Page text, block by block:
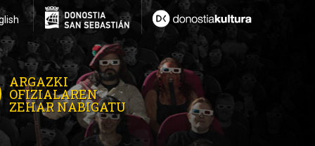
ARGAZKI
OFIZIALAREN
ZEHAR NABIGATU